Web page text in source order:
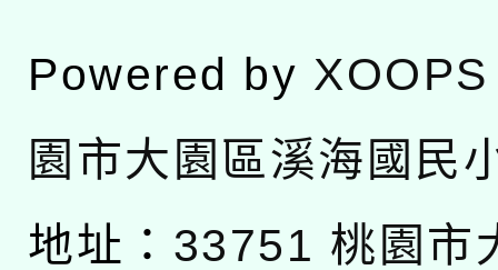
Powered by XOOPS
園市大園區溪海國民
地址： 33751 桃園市